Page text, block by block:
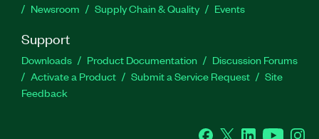
Newsroom
Supply Chain & Quality Events
Support
Downloads Product Documentation
Discussion Forums
Activate a Product
Submit a Service Request
Site
Feedback
Facebook
Twitter LinkedInYouTube